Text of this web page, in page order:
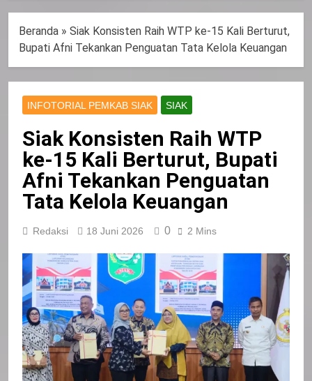
Beranda » Siak Konsisten Raih WTP ke-15 Kali Berturut,
Bupati Afni Tekankan Penguatan Tata Kelola Keuangan
INFOTORIAL PEMKAB SIAK SIAK
Siak Konsisten Raih WTP
ke-15 Kali Berturut, Bupati
Afni Tekankan Penguatan
Tata Kelola Keuangan
Redaksi 18 Juni 2026 0 2 Mins